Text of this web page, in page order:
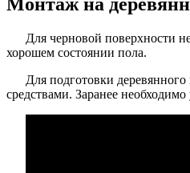
Для черновой поверхности
хорошем состоянии пола.
Для подготовки
средствами. Заранее